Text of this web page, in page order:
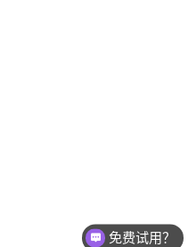
免费试用？